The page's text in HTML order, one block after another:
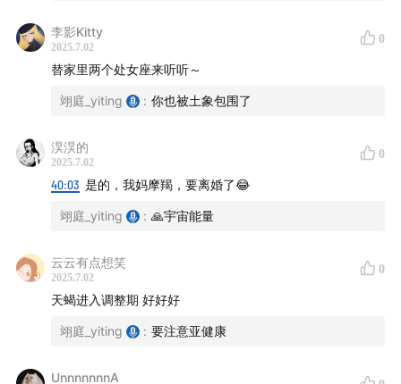
/星想事成/
可能性的播客。浅聊命理玄学，探讨生活、娱乐、社会热
点，借助玄学“大数据统计学”，向内求向外修，祝各位早
李影Kitty
2025.7.02
0
替家里两个处女座来听听～
翊庭_yiting : 你也被土象包围了
淏淏的
2025.7.02
0
40:03 是的，我妈摩羯，要离婚了😂
翊庭_yiting : 🙏宇宙能量
云云有点想笑
2025.7.02
0
天蝎进入调整期 好好好
翊庭_yiting : 要注意亚健康
UnnnnnnnA